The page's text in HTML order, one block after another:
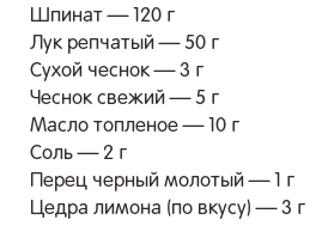
Шпинат — 120 г
Лук репчатый — 50 г
Сухой чеснок — 3 г
Чеснок свежий — 5 г
Масло топленое — 10 г
Соль — 2 г
Перец черный молотый — 1 г
Цедра лимона (по вкусу) — 3 г